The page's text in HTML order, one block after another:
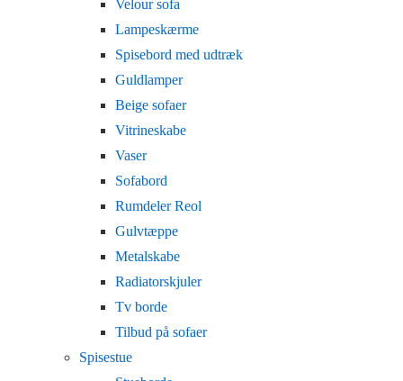
Velour sofa
Lampeskærme
Spisebord med udtræk
Guldlamper
Beige sofaer
Vitrineskabe
Vaser
Sofabord
Rumdeler Reol
Gulvtæppe
Metalskabe
Radiatorskjuler
Tv borde
Tilbud på sofaer
Spisestue